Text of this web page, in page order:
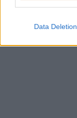
Data Deletion